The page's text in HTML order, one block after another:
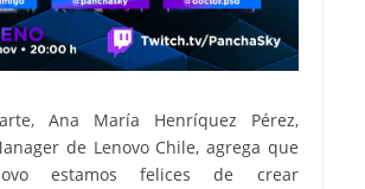
Ana María Henríquez Pérez,
de Lenovo Chile, agrega que
estamos felices de crear